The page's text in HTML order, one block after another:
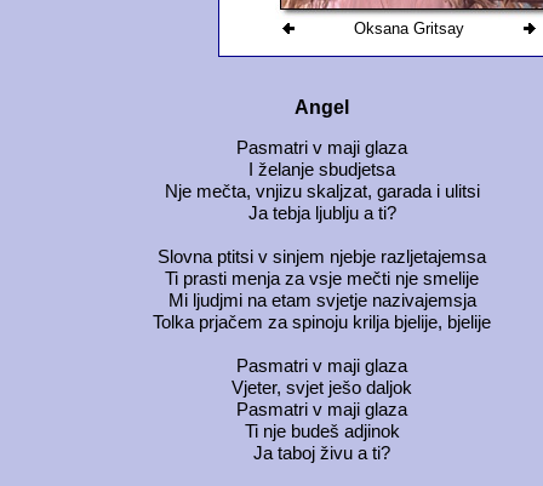
Oksana Gritsay
Angel
Pasmatri v maji glaza
I želanje sbudjetsa
Nje mečta, vnjizu skaljzat, garada i ulitsi
Ja tebja ljublju a ti?
Slovna ptitsi v sinjem njebje razljetajemsa
Ti prasti menja za vsje mečti nje smelije
Mi ljudjmi na etam svjetje nazivajemsja
Tolka prjačem za spinoju krilja bjelije, bjelije
Pasmatri v maji glaza
Vjeter, svjet ješo daljok
Pasmatri v maji glaza
Ti nje budeš adjinok
Ja taboj živu a ti?